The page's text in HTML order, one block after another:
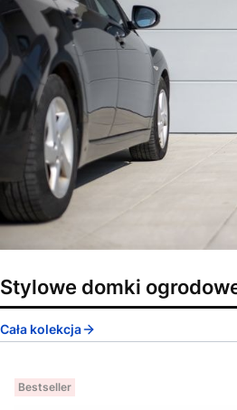
Stylowe domki
Cała kolekcja
Bestseller